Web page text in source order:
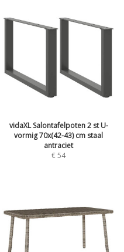
vidaXL Salontafelpoten 2 st U-
vormig 70x(42-43) cm staal
antraciet
€54